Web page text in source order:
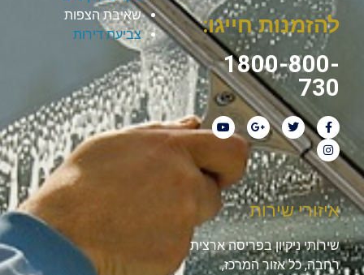
להזמנות חייגו:
1800-800-
730
שאיבת הצפות
צביעת דירות
איזורי שירות
שירותי ניקיון בפריסה ארצית
רחבה, כל אזור המרכז,